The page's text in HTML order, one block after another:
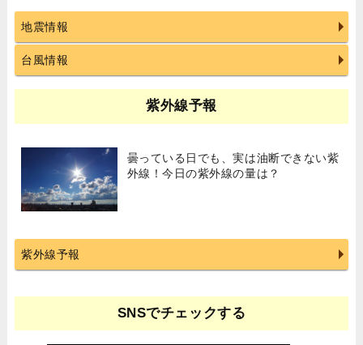
地震情報
台風情報
紫外線予報
曇っている日でも、実は油断できない紫
外線！今日の紫外線の量は？
紫外線予報
SNSでチェックする